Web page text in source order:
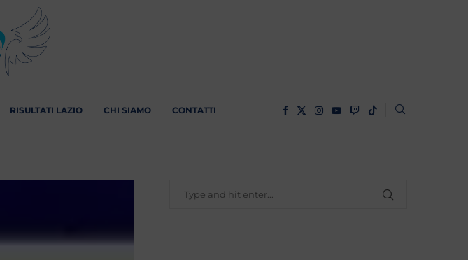
RISULTATI LAZIO CHI SIAMO CONTATTI